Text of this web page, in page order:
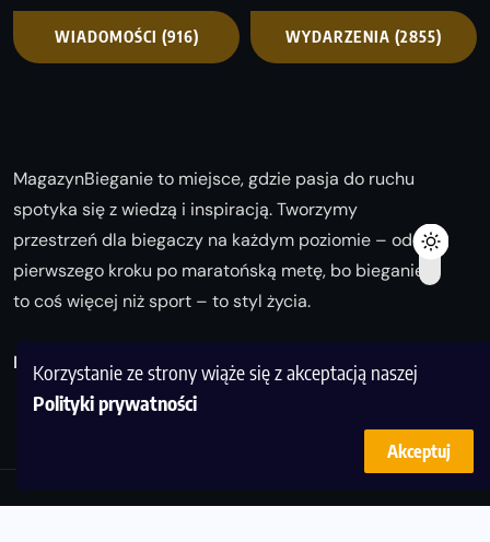
Korzystanie ze strony wiąże się z akceptacją naszej
Polityki prywatności
Akceptuj
WIADOMOŚCI (916) WYDARZENIA (2855)
MagazynBieganie to miejsce, gdzie pasja do ruchu
spotyka się z wiedzą i inspiracją. Tworzymy
przestrzeń dla biegaczy na każdym poziomie – od
pierwszego kroku po maratońską metę, bo bieganie
to coś więcej niż sport – to styl życia.
Biegaj z nami i odkrywaj swoją najlepszą wersję!